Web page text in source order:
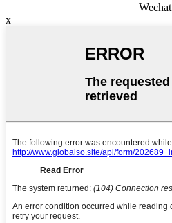
Wechat
x